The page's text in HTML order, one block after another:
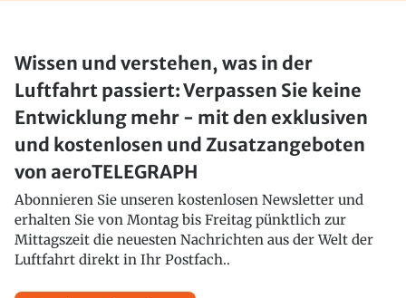
Wissen und verstehen, was in der
Luftfahrt passiert: Verpassen Sie keine
Entwicklung mehr - mit den exklusiven
und kostenlosen und Zusatzangeboten
von aeroTELEGRAPH
Abonnieren Sie unseren kostenlosen Newsletter und
erhalten Sie von Montag bis Freitag pünktlich zur
Mittagszeit die neuesten Nachrichten aus der Welt der
Luftfahrt direkt in Ihr Postfach..